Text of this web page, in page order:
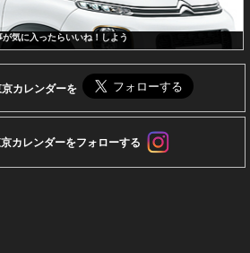
が気に入ったらいいね！しよう
カレンダーを
カレンダーをフォローする